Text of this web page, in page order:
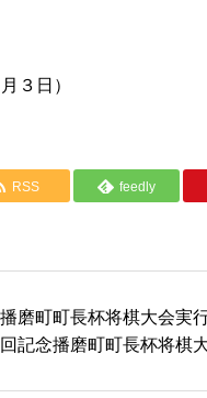
３日）
RSS feedly
播磨町町長杯将棋大会実
回記念播磨町町長杯将棋